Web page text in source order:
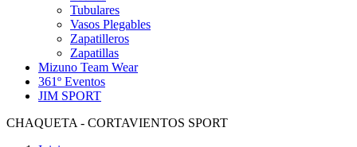
Tubulares
Vasos Plegables
Zapatilleros
Zapatillas
Mizuno Team Wear
361º Eventos
JIM SPORT
CHAQUETA - CORTAVIENTOS SPORT